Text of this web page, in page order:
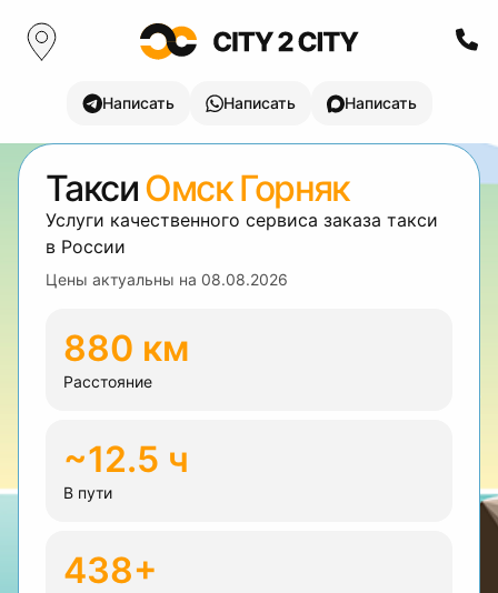
Написать Написать Написать
ТаксиОмск Горняк
Услуги качественного сервиса заказа такси
в России
Цены актуальны на 08.08.2026
880 км
Расстояние
~12.5 ч
В пути
438+